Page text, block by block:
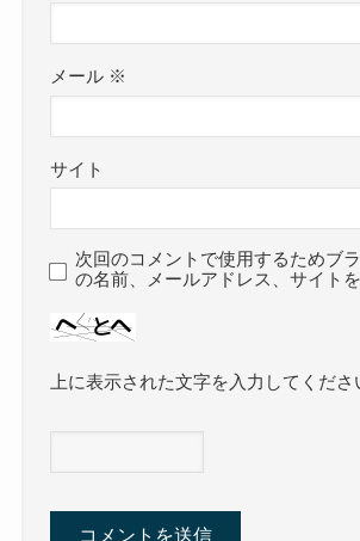
メール ※
サイト
次回のコメントで使用するためブ
の名前、メールアドレス、サイトを
上に表示された文字を入力してくださ